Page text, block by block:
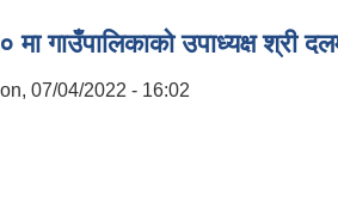
गाउँपालिकाको उपाध्यक्ष श्री
07/04/2022 - 16:02